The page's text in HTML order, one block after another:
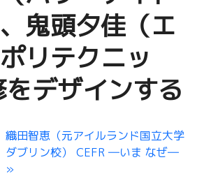
鬼頭夕佳（エ
リテクニッ
デザインする
織田智恵（元アイルランド国立大学
ダブリン校） CEFR ―いま なぜ―